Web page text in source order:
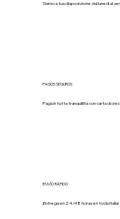
Siamo a tua disposizione dal lunedì al
PAGOS SEGUROS
Paga in tutta tranquillità con carta di
ENVÍO RÁPIDO
¡Entrega en 24/48 horas en toda Italia!